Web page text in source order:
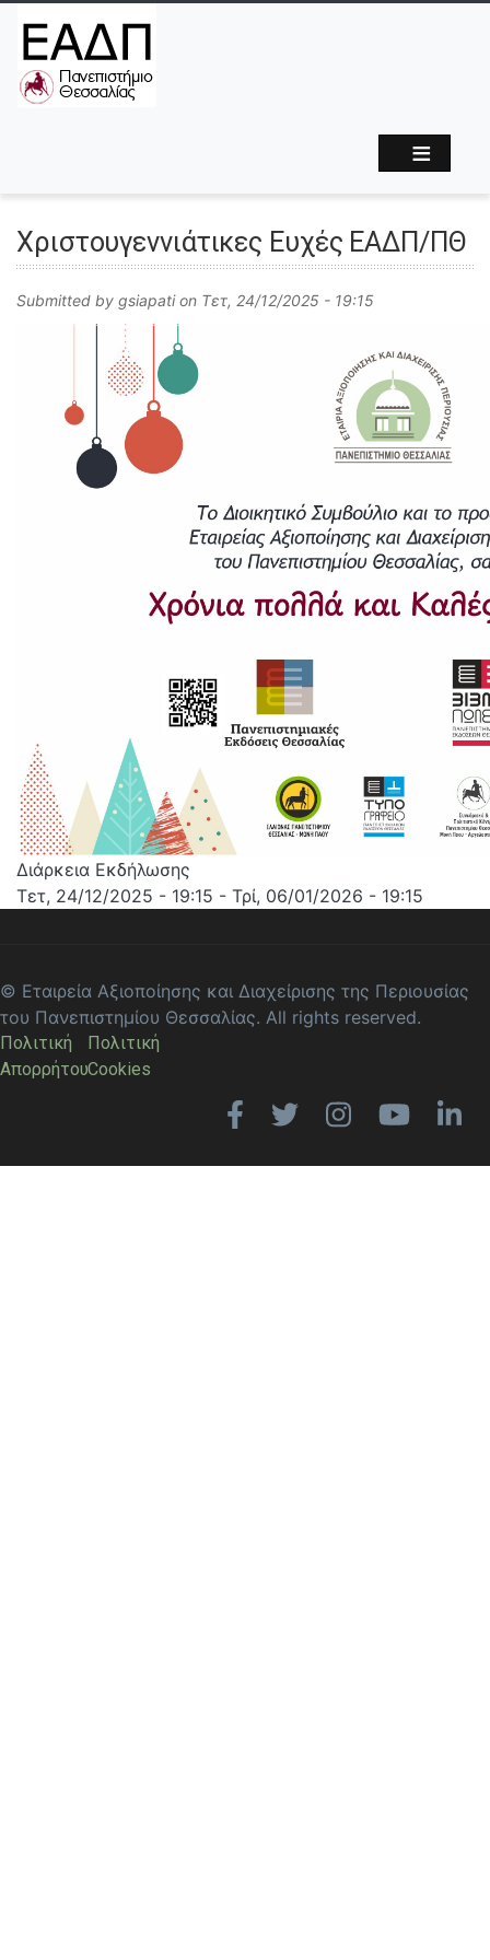
Χριστουγεννιάτικες Ευχές ΕΑΔΠ/ΠΘ
Submitted by gsiapation Τετ, 24/12/2025 - 19:15
Διάρκεια Εκδήλωσης
Τετ, 24/12/2025 - 19:15 - Τρί, 06/01/2026 - 19:15
© Εταιρεία Αξιοποίησης και Διαχείρισης της Περιουσίας
του Πανεπιστημίου Θεσσαλίας. All rights reserved.
Πολιτική
Απορρήτου
Πολιτική
Cookies